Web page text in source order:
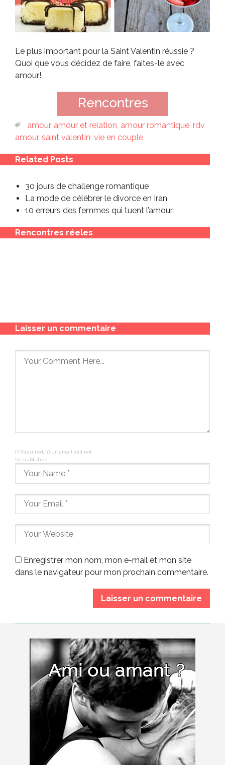
Le plus important pour la Saint Valentin réussie ?
Quoi que vous décidez de faire, faites-le avec
amour!
amour, amour et relation, amour romantique, rdv
amour, saint valentin, vie en couple
Related Posts
30 jours de challenge romantique
La mode de célébrer le divorce en Iran
10 erreurs des femmes qui tuent l’amour
Rencontres réeles
Laisser un commentaire
(*) Required, Your email will not
be published
Enregistrer mon nom, mon e-mail et mon site
dans le navigateur pour mon prochain commentaire.